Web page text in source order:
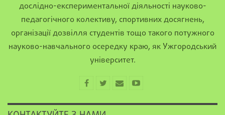
дослідно-експериментальної діяльності науково-
педагогічного колективу, спортивних досягнень,
організації дозвілля студентів тощо такого потужного
науково-навчального осередку краю, як Ужгородський
університет.